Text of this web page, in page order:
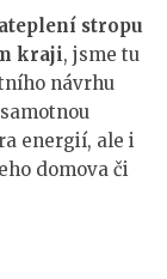
stropu
kraji, jsme tu
návrhu
energií, ale i
domova či